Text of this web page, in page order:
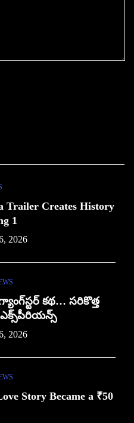
Trailer Creates History
1
2026
కథ… సరికొత్త
2026
Story Became a ₹50